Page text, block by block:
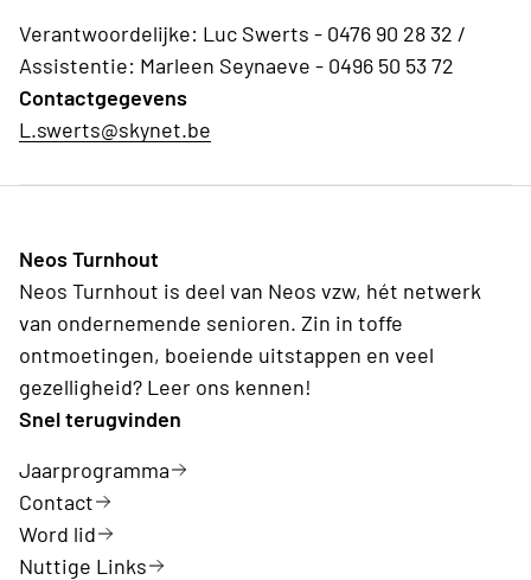
Verantwoordelijke: Luc Swerts - 0476 90 28 32 /
Assistentie: Marleen Seynaeve - 0496 50 53 72
Contactgegevens
L.swerts@skynet.be
Neos Turnhout
Neos Turnhout is deel van Neos vzw, hét netwerk
van ondernemende senioren. Zin in toffe
ontmoetingen, boeiende uitstappen en veel
gezelligheid? Leer ons kennen!
Snel terugvinden
Jaarprogramma
Contact
Word lid
Nuttige Links